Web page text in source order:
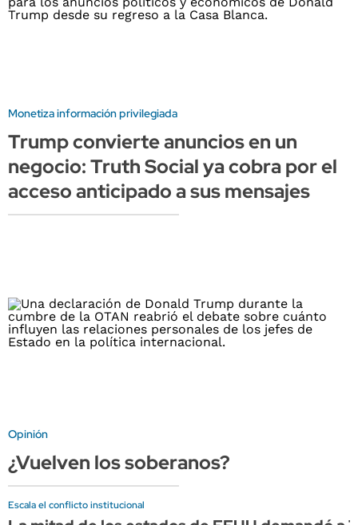
Monetiza información privilegiada
Trump convierte anuncios en un
negocio: Truth Social ya cobra por el
acceso anticipado a sus mensajes
Opinión
¿Vuelven los soberanos?
Escala el conflicto institucional